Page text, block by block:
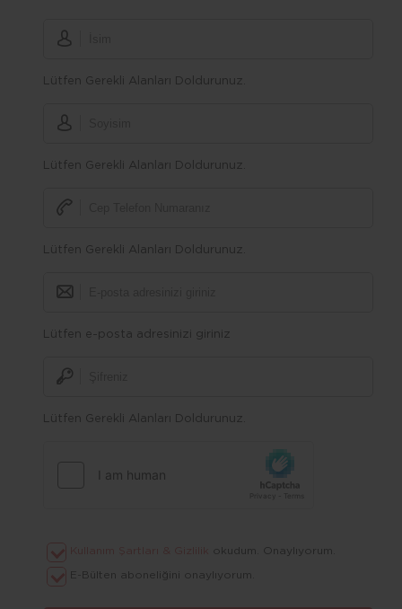
Lütfen Gerekli Alanları Doldurunuz.
Lütfen Gerekli Alanları Doldurunuz.
Lütfen Gerekli Alanları Doldurunuz.
Lütfen e-posta adresinizi giriniz
Lütfen Gerekli Alanları Doldurunuz.
okudum. Onaylıyorum.
E-Bülten aboneliğini onaylıyorum.